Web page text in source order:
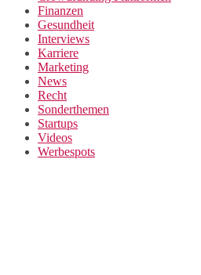
Finanzen
Gesundheit
Interviews
Karriere
Marketing
News
Recht
Sonderthemen
Startups
Videos
Werbespots